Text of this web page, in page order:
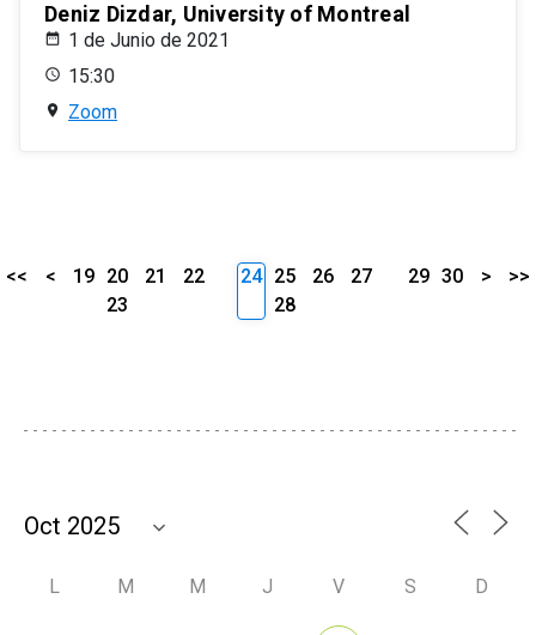
Deniz Dizdar, University of Montreal
1 de Junio de 2021
15:30
Zoom
<< < 19 20 21
22
23
24 25 26
27
28
29 30 > >>
L M M J V S D